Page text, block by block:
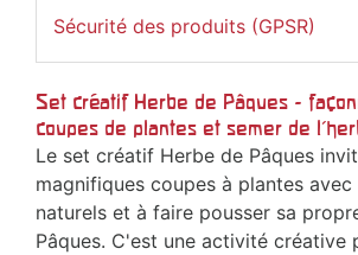
Sécurité des produits (GPSR)
Set créatif Herbe de Pâques -
coupes de plantes et semer de
Le set créatif Herbe de Pâques
magnifiques coupes à plantes
naturels et à faire pousser sa
Pâques. C'est une activité créative